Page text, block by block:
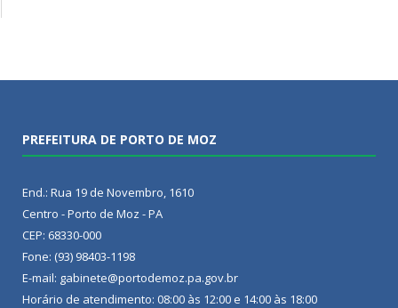
PREFEITURA DE PORTO DE MOZ
End.: Rua 19 de Novembro, 1610
Centro - Porto de Moz - PA
CEP: 68330-000
Fone: (93) 98403-1198
E-mail: gabinete@portodemoz.pa.gov.br
Horário de atendimento: 08:00 às 12:00 e 14:00 às 18:00